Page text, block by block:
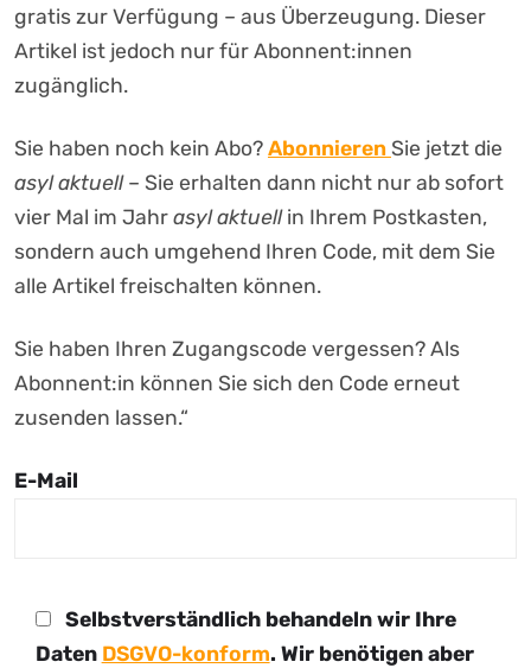
gratis zur Verfügung – aus Überzeugung. Dieser
Artikel ist jedoch nur für Abonnent:innen
zugänglich.
Sie haben noch kein Abo? Abonnieren Sie jetzt die
asyl aktuell– Sie erhalten dann nicht nur ab sofort
vier Mal im Jahr asyl aktuellin Ihrem Postkasten,
sondern auch umgehend Ihren Code, mit dem Sie
alle Artikel freischalten können.
Sie haben Ihren Zugangscode vergessen? Als
Abonnent:in können Sie sich den Code erneut
zusenden lassen.“
E-Mail
Selbstverständlich behandeln wir Ihre
Daten DSGVO-konform. Wir benötigen aber